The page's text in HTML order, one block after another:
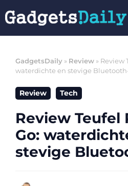
naar
de
GadgetsDaily » Review » Review
waterdichte en stevige
Review Tech
Review Teufel
Go:
stevige